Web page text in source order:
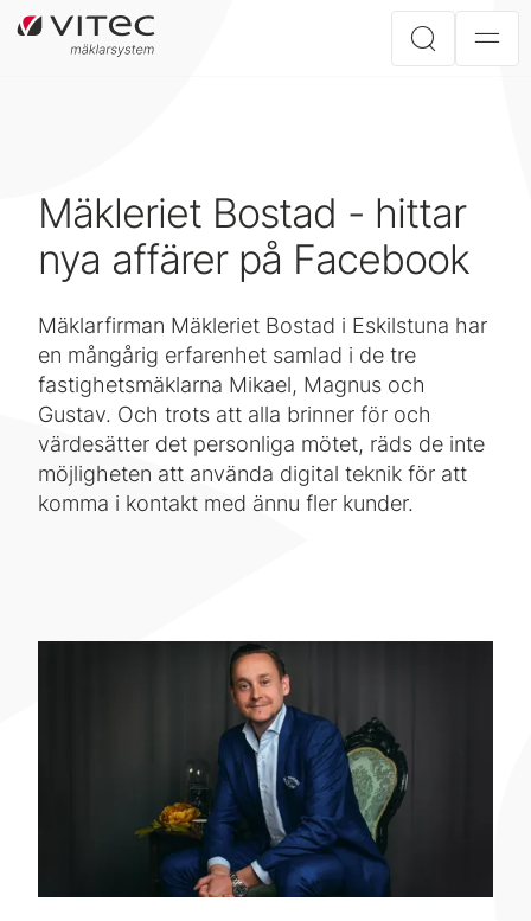
Mäkleriet Bostad - hittar
nya affärer på Facebook
Mäklarfirman Mäkleriet Bostad i Eskilstuna har
en mångårig erfarenhet samlad i de tre
fastighetsmäklarna Mikael, Magnus och
Gustav. Och trots att alla brinner för och
värdesätter det personliga mötet, räds de inte
möjligheten att använda digital teknik för att
komma i kontakt med ännu fler kunder.